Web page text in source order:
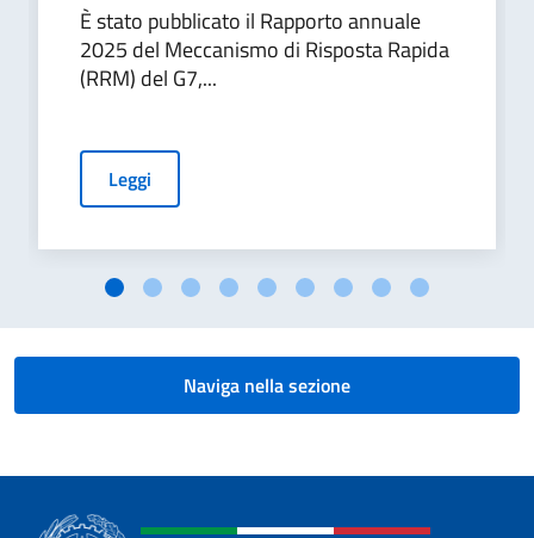
È stato pubblicato il Rapporto annuale
2025 del Meccanismo di Risposta Rapida
(RRM) del G7,...
Leggi
Naviga nella sezione